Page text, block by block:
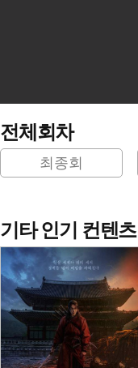
전체회차
최종회
기타 인기 컨텐츠